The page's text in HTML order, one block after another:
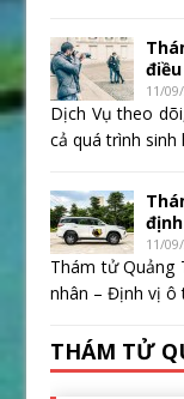
11/
Dịch Vụ theo
cả quá trình sinh
11/
Thám tử Quảng
nhân – Định vị ô
THÁM TỬ